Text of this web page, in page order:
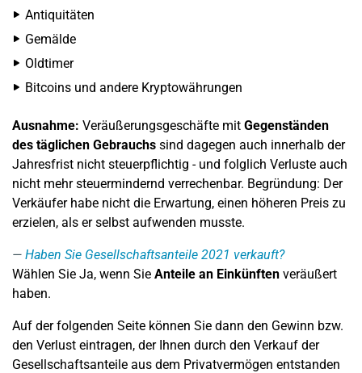
Antiquitäten
Gemälde
Oldtimer
Bitcoins und andere Kryptowährungen
Ausnahme: Veräußerungsgeschäfte mit Gegenständen
des täglichen Gebrauchs sind dagegen auch innerhalb der
Jahresfrist nicht steuerpflichtig - und folglich Verluste auch
nicht mehr steuermindernd verrechenbar. Begründung: Der
Verkäufer habe nicht die Erwartung, einen höheren Preis zu
erzielen, als er selbst aufwenden musste.
Haben Sie Gesellschaftsanteile 2021 verkauft?
Wählen Sie Ja, wenn Sie Anteile an Einkünften veräußert
haben.
Auf der folgenden Seite können Sie dann den Gewinn bzw.
den Verlust eintragen, der Ihnen durch den Verkauf der
Gesellschaftsanteile aus dem Privatvermögen entstanden